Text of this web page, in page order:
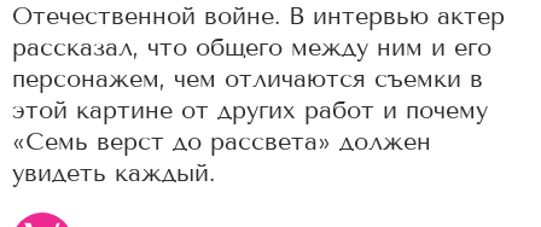
Отечественной войне. В интервью актер
рассказал, что общего между ним и его
персонажем, чем отличаются съемки в
этой картине от других работ и почему
«Семь верст до рассвета» должен
увидеть каждый.